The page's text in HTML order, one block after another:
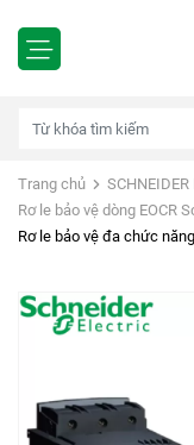
Trang chủ SCHNEIDER
Rơ le bảo vệ dòng EOCR
Rơ le bảo vệ đa chức